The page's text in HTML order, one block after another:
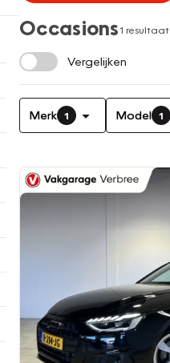
Occasions1 resultaat
Vergelijken
Merk 1 Model 1